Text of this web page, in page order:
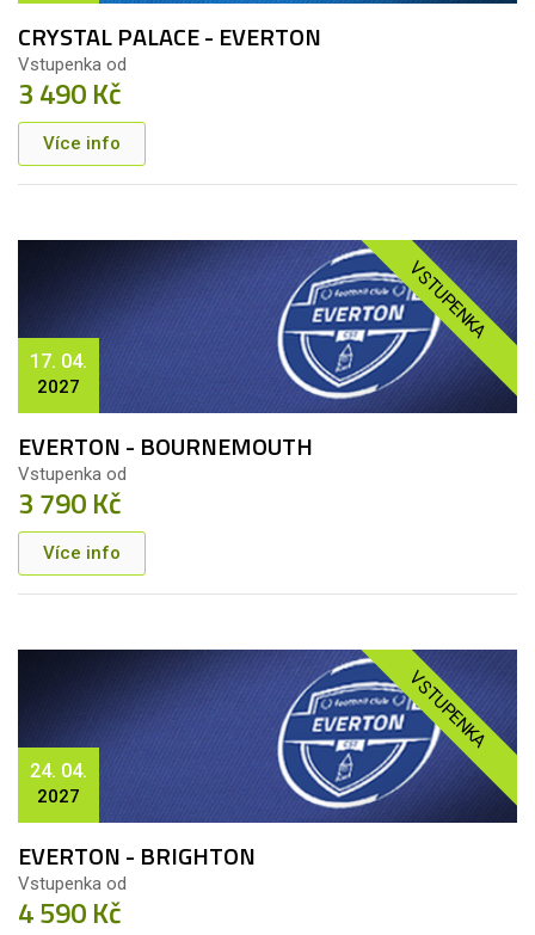
CRYSTAL PALACE - EVERTON
Vstupenka od
3 490 Kč
Více info
VSTUPENKA
17. 04.
2027
EVERTON - BOURNEMOUTH
Vstupenka od
3 790 Kč
Více info
VSTUPENKA
24. 04.
2027
EVERTON - BRIGHTON
Vstupenka od
4 590 Kč